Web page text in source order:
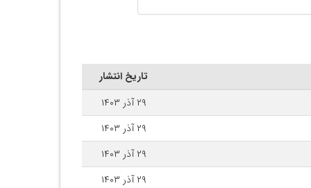
تاریخ انتشار
۲۹ آذر ۱۴۰۳
۲۹ آذر ۱۴۰۳
۲۹ آذر ۱۴۰۳
۲۹ آذر ۱۴۰۳